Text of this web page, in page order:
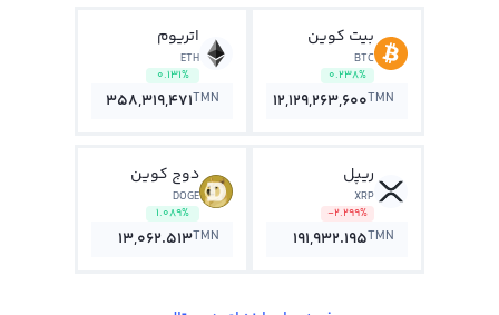
بیت کوین
BTC
0.238%
12,129,263,600TMN
اتریوم
ETH
0.131%
358,319,471TMN
ریپل
XRP
-2.299%
191,932.195TMN
دوج کوین
DOGE
1.089%
13,062.513TMN